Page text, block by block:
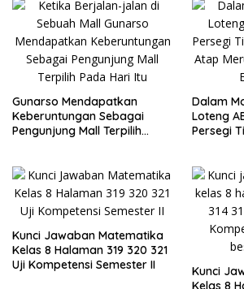
Gunarso Mendapatkan
Keberuntungan Sebagai
Pengunjung Mall Terpilih
Dalam
Loteng
Persegi
Kunci Jawaban Matematika
Kelas 8 Halaman 319 320 321
Uji Kompetensi Semester II
Kunci
Kelas 8